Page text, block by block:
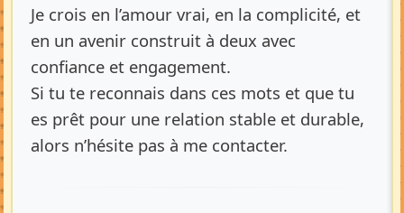
Je crois en l’amour vrai, en la complicité, et
en un avenir construit à deux avec
confiance et engagement.
Si tu te reconnais dans ces mots et que tu
es prêt pour une relation stable et durable,
alors n’hésite pas à me contacter.